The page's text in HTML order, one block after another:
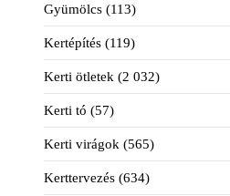
Gyümölcs (113)
Kertépítés (119)
Kerti ötletek (2 032)
Kerti tó (57)
Kerti virágok (565)
Kerttervezés (634)